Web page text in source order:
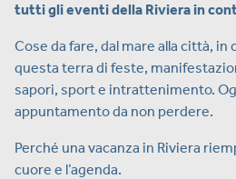
tutti gli eventi della Riviera in
Cose da fare, dal mare alla città, in
questa terra di feste,
sapori, sport e intrattenimento.
appuntamento da non perdere.
Perché una vacanza in Riviera
cuore e l’agenda.